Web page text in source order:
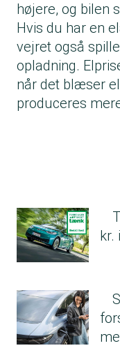
højere, og bilen
Hvis du har en
vejret også
opladning.
når det blæser
produceres